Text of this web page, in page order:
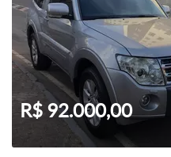
R$ 92.000,00